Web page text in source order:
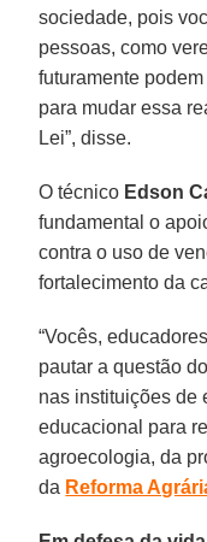
sociedade, pois
pessoas, como
futuramente
para mudar essa
Lei”, disse.
O técnico Edson
fundamental o
contra o uso de
fortalecimento da
“Vocês,
pautar a questão
nas instituições de
educacional para
agroecologia, da
da Reforma